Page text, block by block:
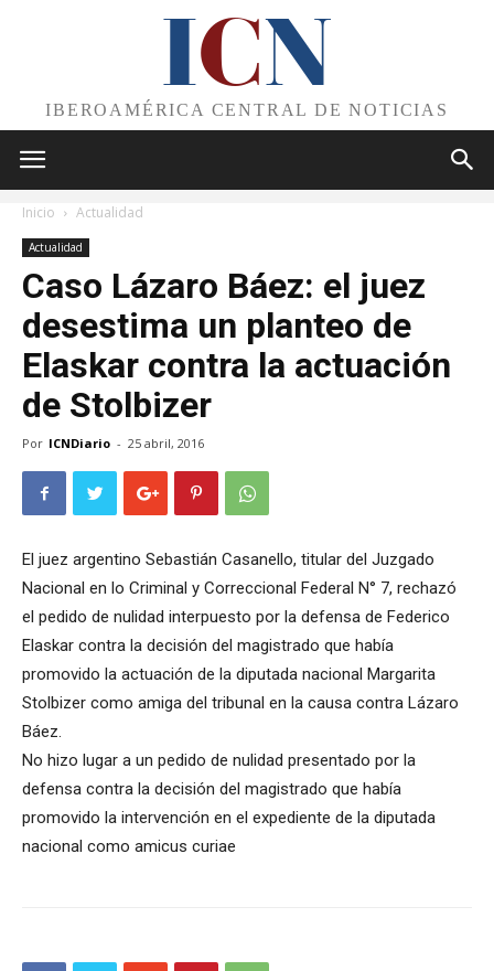
ICN
IBEROAMÉRICA CENTRAL DE NOTICIAS
Inicio Actualidad
Actualidad
Caso Lázaro Báez: el juez
desestima un planteo de
Elaskar contra la actuación
de Stolbizer
Por ICNDiario - 25 abril, 2016
El juez argentino Sebastián Casanello, titular del Juzgado
Nacional en lo Criminal y Correccional Federal N° 7, rechazó
el pedido de nulidad interpuesto por la defensa de Federico
Elaskar contra la decisión del magistrado que había
promovido la actuación de la diputada nacional Margarita
Stolbizer como amiga del tribunal en la causa contra Lázaro
Báez.
No hizo lugar a un pedido de nulidad presentado por la
defensa contra la decisión del magistrado que había
promovido la intervención en el expediente de la diputada
nacional como amicus curiae